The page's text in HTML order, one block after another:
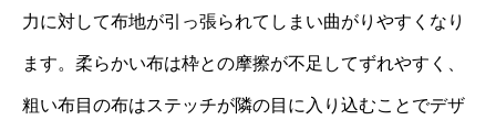
力に対して布地が引っ張られてしまい曲がりやすくなり
ます。柔らかい布は枠との摩擦が不足してずれやすく、
粗い布目の布はステッチが隣の目に入り込むことでデザ